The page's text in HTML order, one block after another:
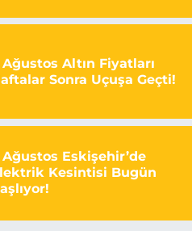
Ağustos Altın Fiyatları
Sonra Uçuşa Geçti!
Ağustos Eskişehir’de
Kesintisi Bugün